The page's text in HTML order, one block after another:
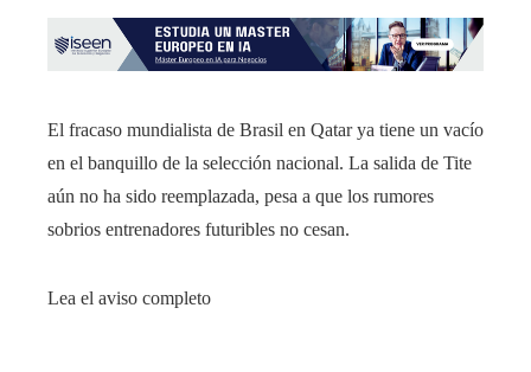
El fracaso mundialista de Brasil en Qatar ya tiene un vacío
en el banquillo de la selección nacional. La salida de Tite
aún no ha sido reemplazada, pesa a que los rumores
sobrios entrenadores futuribles no cesan.
Lea el aviso completo